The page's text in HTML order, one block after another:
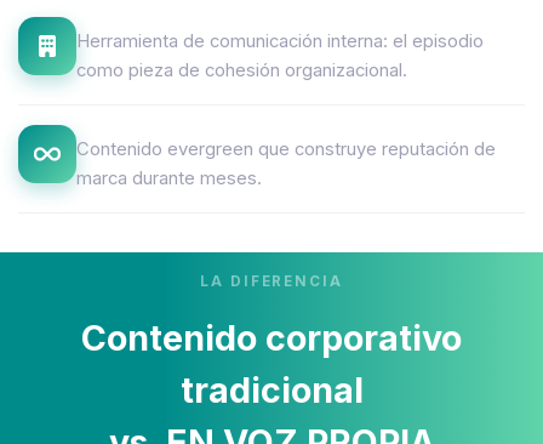
Herramienta de comunicación interna: el episodio
como pieza de cohesión organizacional.
Contenido evergreen que construye reputación de
marca durante meses.
LA DIFERENCIA
Contenido corporativo
tradicional